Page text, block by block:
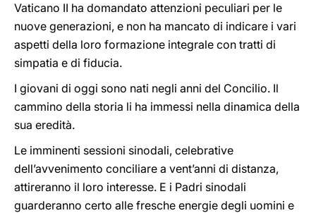
Vaticano II ha domandato attenzioni peculiari per le
nuove generazioni, e non ha mancato di indicare i vari
aspetti della loro formazione integrale con tratti di
simpatia e di fiducia.
I giovani di oggi sono nati negli anni del Concilio. Il
cammino della storia li ha immessi nella dinamica della
sua eredità.
Le imminenti sessioni sinodali, celebrative
dell’avvenimento conciliare a vent’anni di distanza,
attireranno il loro interesse. E i Padri sinodali
guarderanno certo alle fresche energie degli uomini e